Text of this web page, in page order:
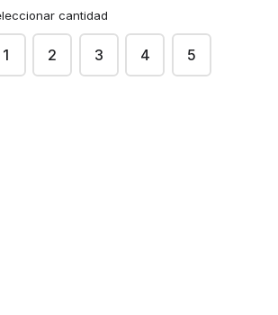
cantidad
1 2 3 4 5